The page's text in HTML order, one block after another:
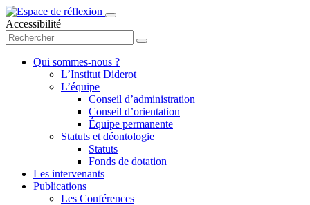
Accessibilité
Qui sommes-nous ?
L’Institut Diderot
L’équipe
Conseil d’administration
Conseil d’orientation
Équipe permanente
Statuts et déontologie
Statuts
Fonds de dotation
Les intervenants
Publications
Les Conférences